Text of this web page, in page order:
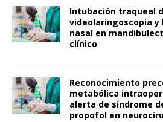
Intubación traqueal
videolaringoscopia y
nasal en
clínico
Reconocimiento
metabólica
alerta de síndrome
propofol en